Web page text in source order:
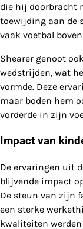
die hij doorbracht
toewijding aan de
vaak voetbal
Shearer genoot ook
wedstrijden, wat
vormde. Deze
maar boden hem
vorderde in zijn
Impact van
De ervaringen uit
blijvende impact
De steun van zijn
een sterke
kwaliteiten